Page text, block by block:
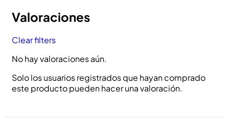
Valoraciones
Clear filters
No hay valoraciones aún.
Solo los usuarios registrados que hayan comprado
este producto pueden hacer una valoración.